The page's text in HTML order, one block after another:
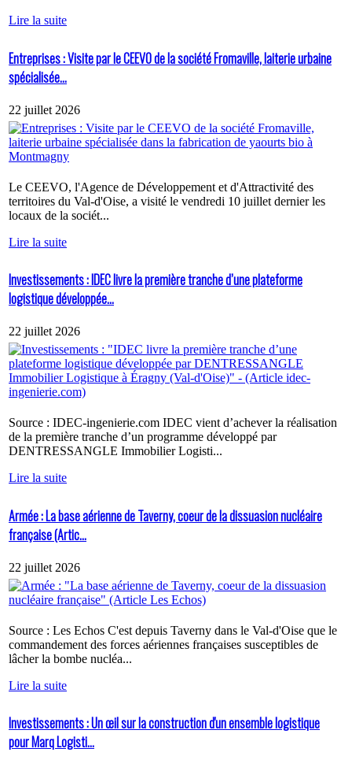
Lire la suite
Entreprises : Visite par le CEEVO de la société Fromaville, laiterie urbaine
spécialisée...
22 juillet 2026
Le CEEVO, l'Agence de Développement et d'Attractivité des
territoires du Val-d'Oise, a visité le vendredi 10 juillet dernier les
locaux de la sociét...
Lire la suite
Investissements : IDEC livre la première tranche d’une plateforme
logistique développée...
22 juillet 2026
Source : IDEC-ingenierie.com IDEC vient d’achever la réalisation
de la première tranche d’un programme développé par
DENTRESSANGLE Immobilier Logisti...
Lire la suite
Armée : La base aérienne de Taverny, coeur de la dissuasion nucléaire
française (Artic...
22 juillet 2026
Source : Les Echos C'est depuis Taverny dans le Val-d'Oise que le
commandement des forces aériennes françaises susceptibles de
lâcher la bombe nucléa...
Lire la suite
Investissements : Un œil sur la construction d'un ensemble logistique
pour Marq Logisti...